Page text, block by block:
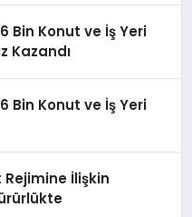
Bin Konut ve İş Yeri
Kazandı
Bin Konut ve İş Yeri
İlişkin